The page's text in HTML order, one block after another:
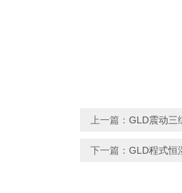
上一篇： GLD震动三
下一篇： GLD程式恒